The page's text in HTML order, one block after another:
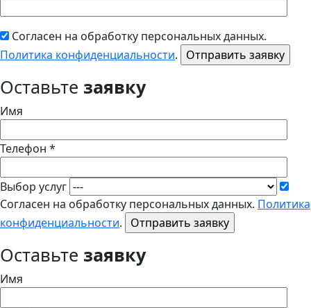
Согласен на обработку персональных данных.
Политика конфиденциальности.
Оставьте заявку
Имя
Телефон *
Выбор услуг
Согласен на обработку персональных данных. Политика
конфиденциальности.
Оставьте заявку
Имя